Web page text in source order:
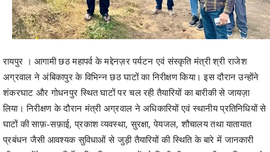
रायपुर । आगामी छठ महापर्व के मद्देनज़र पर्यटन एवं संस्कृति मंत्री श्री राजेश
अग्रवाल ने अंबिकापुर के विभिन्न छठ घाटों का निरीक्षण किया। इस दौरान उन्होंने
शंकरघाट और गोधनपुर स्थित घाटों पर चल रही तैयारियों का बारीकी से जायज़ा
लिया। निरीक्षण के दौरान मंत्री अग्रवाल ने अधिकारियों एवं स्थानीय प्रतिनिधियों से
घाटों की साफ़-सफ़ाई, प्रकाश व्यवस्था, सुरक्षा, पेयजल, शौचालय तथा यातायात
प्रबंधन जैसी आवश्यक सुविधाओं से जुड़ी तैयारियों की स्थिति के बारे में जानकारी